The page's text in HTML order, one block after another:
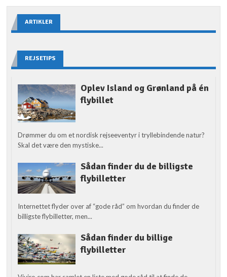
ARTIKLER
REJSETIPS
Oplev Island og Grønland på én
flybillet
Drømmer du om et nordisk rejseeventyr i tryllebindende natur?
Skal det være den mystiske...
Sådan finder du de billigste
flybilletter
Internettet flyder over af “gode råd” om hvordan du finder de
billigste flybilletter, men...
Sådan finder du billige
flybilletter